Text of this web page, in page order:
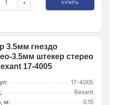
+ КУПИТЬ
3.5мм гнездо
3.5мм штекер стерео
17-4005
17-4005
Rexant
м:
0.15